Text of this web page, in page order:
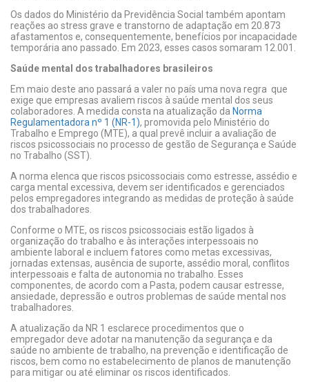
Os dados do Ministério da Previdência Social também apontam
reações ao stress grave e transtorno de adaptação em 20.873
afastamentos e, consequentemente, benefícios por incapacidade
temporária ano passado. Em 2023, esses casos somaram 12.001.
Saúde mental dos trabalhadores brasileiros
Em maio deste ano passará a valer no país uma nova regra que
exige que empresas avaliem riscos à saúde mental dos seus
colaboradores. A medida consta na atualização da Norma
Regulamentadora nº 1 (NR-1), promovida pelo Ministério do
Trabalho e Emprego (MTE), a qual prevê incluir a avaliação de
riscos psicossociais no processo de gestão de Segurança e Saúde
no Trabalho (SST).
A norma elenca que riscos psicossociais como estresse, assédio e
carga mental excessiva, devem ser identificados e gerenciados
pelos empregadores integrando as medidas de proteção à saúde
dos trabalhadores.
Conforme o MTE, os riscos psicossociais estão ligados à
organização do trabalho e às interações interpessoais no
ambiente laboral e incluem fatores como metas excessivas,
jornadas extensas, ausência de suporte, assédio moral, conflitos
interpessoais e falta de autonomia no trabalho. Esses
componentes, de acordo com a Pasta, podem causar estresse,
ansiedade, depressão e outros problemas de saúde mental nos
trabalhadores.
A atualização da NR 1 esclarece procedimentos que o
empregador deve adotar na manutenção da segurança e da
saúde no ambiente de trabalho, na prevenção e identificação de
riscos, bem como no estabelecimento de planos de manutenção
para mitigar ou até eliminar os riscos identificados.